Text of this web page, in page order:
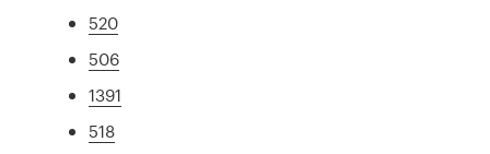
520
506
1391
518